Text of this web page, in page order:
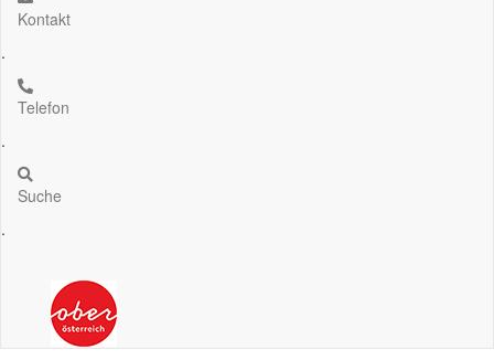
Kontakt
.
Telefon
.
Suche
.